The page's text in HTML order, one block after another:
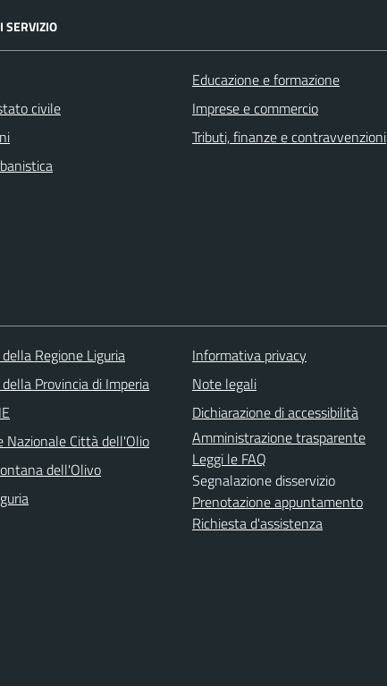
SERVIZIO
civile
Educazione e formazione
Imprese e commercio
Tributi, finanze e contravvenzioni
Regione Liguria
Provincia di Imperia
Nazionale Città dell'Olio
dell'Olivo
Informativa privacy
Note legali
Dichiarazione di accessibilità
Amministrazione trasparente
Leggi le FAQ
Segnalazione disservizio
Prenotazione appuntamento
Richiesta d'assistenza